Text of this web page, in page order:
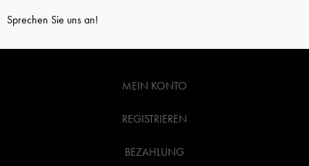
Sprechen Sie uns an!
MEIN KONTO
REGISTRIEREN
BEZAHLUNG